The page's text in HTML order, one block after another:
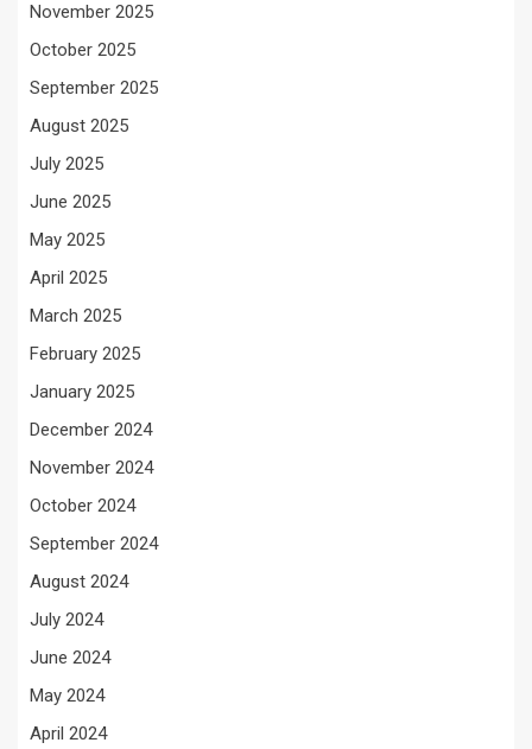
November 2025
October 2025
September 2025
August 2025
July 2025
June 2025
May 2025
April 2025
March 2025
February 2025
January 2025
December 2024
November 2024
October 2024
September 2024
August 2024
July 2024
June 2024
May 2024
April 2024